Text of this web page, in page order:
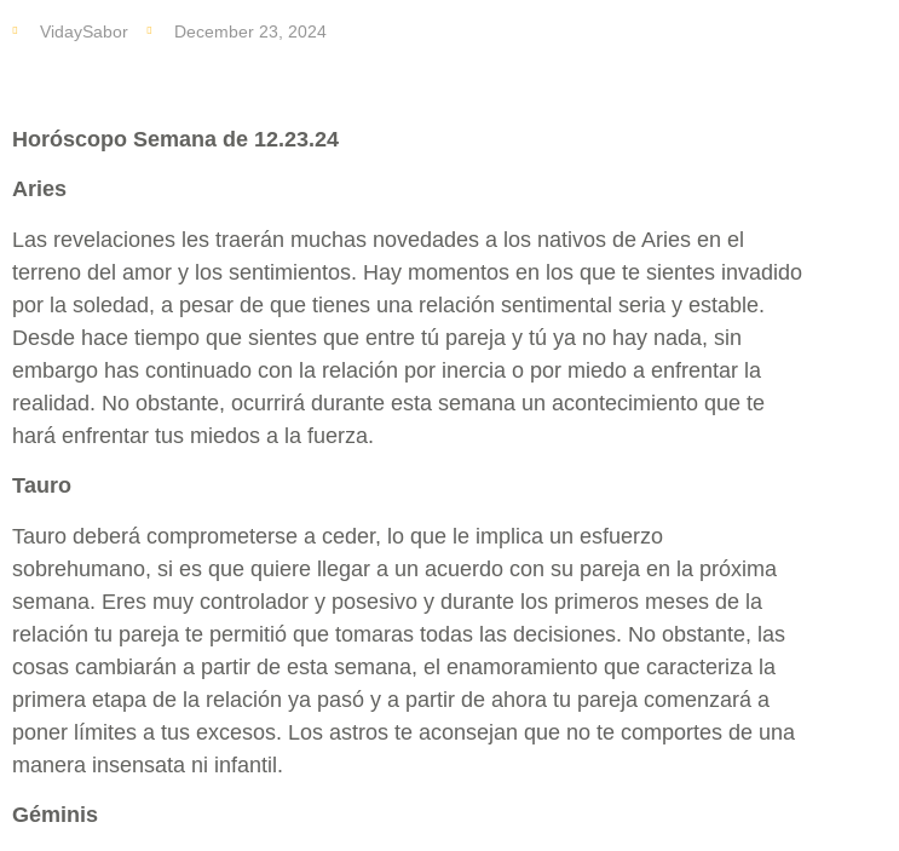
VidaySabor December 23, 2024
Horóscopo Semana de 12.23.24
Aries
Las revelaciones les traerán muchas novedades a los nativos de Aries en el
terreno del amor y los sentimientos. Hay momentos en los que te sientes invadido
por la soledad, a pesar de que tienes una relación sentimental seria y estable.
Desde hace tiempo que sientes que entre tú pareja y tú ya no hay nada, sin
embargo has continuado con la relación por inercia o por miedo a enfrentar la
realidad. No obstante, ocurrirá durante esta semana un acontecimiento que te
hará enfrentar tus miedos a la fuerza.
Tauro
Tauro deberá comprometerse a ceder, lo que le implica un esfuerzo
sobrehumano, si es que quiere llegar a un acuerdo con su pareja en la próxima
semana. Eres muy controlador y posesivo y durante los primeros meses de la
relación tu pareja te permitió que tomaras todas las decisiones. No obstante, las
cosas cambiarán a partir de esta semana, el enamoramiento que caracteriza la
primera etapa de la relación ya pasó y a partir de ahora tu pareja comenzará a
poner límites a tus excesos. Los astros te aconsejan que no te comportes de una
manera insensata ni infantil.
Géminis